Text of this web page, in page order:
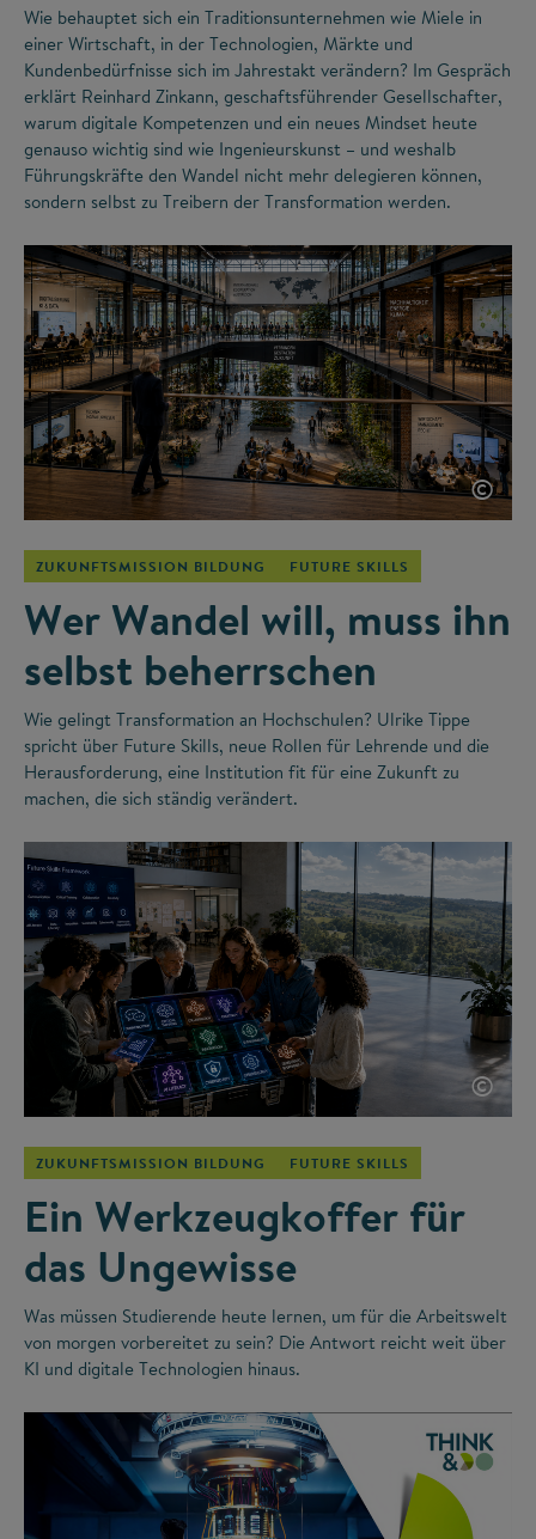
Wie behauptet sich ein Traditionsunternehmen wie Miele in
einer Wirtschaft, in der Technologien, Märkte und
Kundenbedürfnisse sich im Jahrestakt verändern? Im Gespräch
erklärt Reinhard Zinkann, geschaftsführender Gesellschafter,
warum digitale Kompetenzen und ein neues Mindset heute
genauso wichtig sind wie Ingenieurskunst – und weshalb
Führungskräfte den Wandel nicht mehr delegieren können,
sondern selbst zu Treibern der Transformation werden.
©
ZUKUNFTSMISSION BILDUNG FUTURE SKILLS
Wer Wandel will, muss ihn
selbst beherrschen
Wie gelingt Transformation an Hochschulen? Ulrike Tippe
spricht über Future Skills, neue Rollen für Lehrende und die
Herausforderung, eine Institution fit für eine Zukunft zu
machen, die sich ständig verändert.
©
ZUKUNFTSMISSION BILDUNG FUTURE SKILLS
Ein Werkzeugkoffer für
das Ungewisse
Was müssen Studierende heute lernen, um für die Arbeitswelt
von morgen vorbereitet zu sein? Die Antwort reicht weit über
KI und digitale Technologien hinaus.